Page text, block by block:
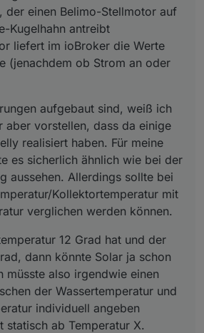
auch.
der einen Belimo-Stellmotor auf
Kugelhahn antreibt
liefert im ioBroker die Werte
(jenachdem ob Strom an oder
aufgebaut sind, weiß ich
aber vorstellen, dass da einige
realisiert haben. Für meine
es sicherlich ähnlich wie bei der
aussehen. Allerdings sollte bei
Kollektortemperatur mit
verglichen werden können.
12 Grad hat und der
dann könnte Solar ja schon
müsste also irgendwie einen
der Wassertemperatur und
individuell angeben
statisch ab Temperatur X.